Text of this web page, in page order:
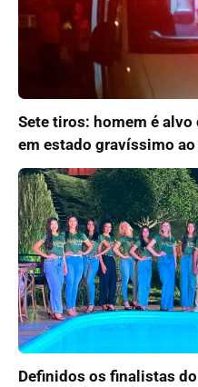
Sete tiros: homem é
em estado gravíssimo
Definidos os finalistas do